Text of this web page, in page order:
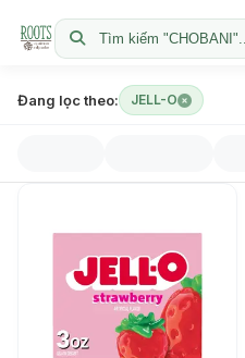
Tìm kiếm "CHOBANI"...
Đang lọc theo: JELL-O